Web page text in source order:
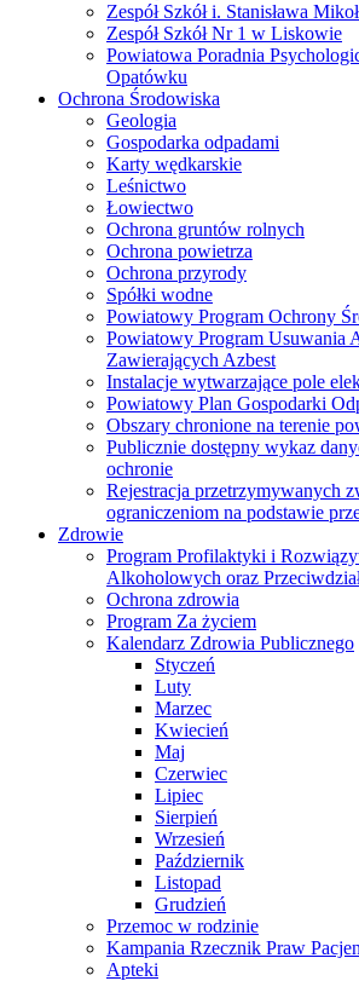
Zespół Szkół i. Stanisława
Zespół Szkół Nr 1 w Liskowie
Powiatowa Poradnia
Opatówku
Ochrona Środowiska
Geologia
Gospodarka odpadami
Karty wędkarskie
Leśnictwo
Łowiectwo
Ochrona gruntów rolnych
Ochrona powietrza
Ochrona przyrody
Spółki wodne
Powiatowy Program Ochrony
Powiatowy Program Usuwania
Zawierających Azbest
Instalacje wytwarzające pole
Powiatowy Plan Gospodarki
Obszary chronione na terenie
Publicznie dostępny wykaz
ochronie
Rejestracja przetrzymywanych
ograniczeniom na podstawie
Zdrowie
Program Profilaktyki i
Alkoholowych oraz
Ochrona zdrowia
Program Za życiem
Kalendarz Zdrowia Publicznego
Styczeń
Luty
Marzec
Kwiecień
Maj
Czerwiec
Lipiec
Sierpień
Wrzesień
Październik
Listopad
Grudzień
Przemoc w rodzinie
Kampania Rzecznik Praw
Apteki